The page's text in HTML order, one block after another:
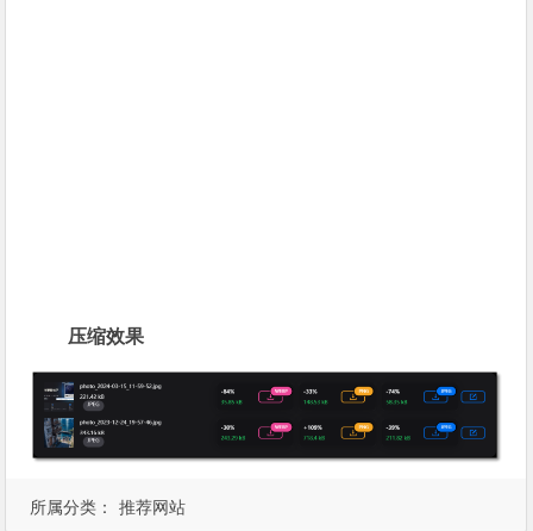
压缩效果
所属分类： 推荐网站